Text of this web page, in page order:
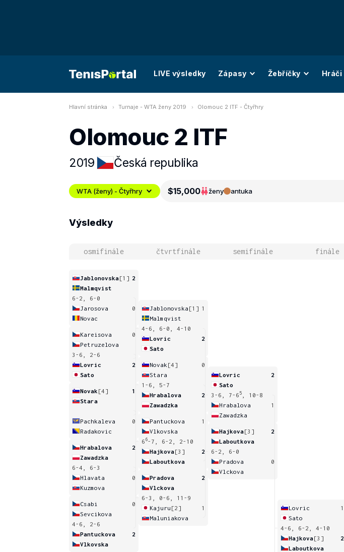
LIVE výsledky Zápasy Žebříčky Hráči
Hlavní stránka Turnaje - WTA ženy 2019 Olomouc 2 ITF - Čtyřhry
Olomouc 2 ITF
2019 Česká republika
WTA (ženy) - Čtyřhry $15,000 ženy antuka
Výsledky
osmifinále čtvrtfinále semifinále finále
Jablonovska[1] 2
Malmqvist
6-2, 6-0
Jarosova
0
Novac
Kareisova
0
Petruzelova
3-6, 2-6
Lovric
2
Sato
Novak [4]
1
Stara
Pachkaleva
0
Radakovic
Hrabalova
2
Zawadzka
6-4, 6-3
Hlavata
0
Kuzmova
Csabi
0
Sevcikova
4-6, 2-6
Pantuckova
2
Vlkovska
Jablonovska [1] 1
Malmqvist
4-6, 6-0, 4-10
Lovric
2
Sato
Novak [4]
0
Stara
1-6, 5-7
Hrabalova
2
Zawadzka
Pantuckova
1
Vlkovska
6 6-7, 6-2, 2-10
Hajkova[3]
2
Laboutkova
Pradova
2
Vlckova
6-3, 0-6, 11-9
Kajuru [2]
1
Maluniakova
Lovric
2
Sato
3-6, 7-6 5
, 10-8
Hrabalova
1
Zawadzka
Hajkova[3]
2
Laboutkova
6-2, 6-0
Pradova
0
Vlckova
Lovric
1
Sato
4-6, 6-2, 4-10
Hajkova[3]
2
Laboutkova